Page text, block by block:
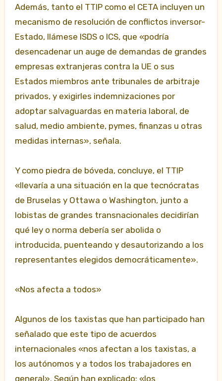
Además, tanto el TTIP como el CETA incluyen un
mecanismo de resolución de conflictos inversor-
Estado, llámese ISDS o ICS, que «podría
desencadenar un auge de demandas de grandes
empresas extranjeras contra la UE o sus
Estados miembros ante tribunales de arbitraje
privados, y exigirles indemnizaciones por
adoptar salvaguardas en materia laboral, de
salud, medio ambiente, pymes, finanzas u otras
medidas internas», señala.
Y como piedra de bóveda, concluye, el TTIP
«llevaría a una situación en la que tecnócratas
de Bruselas y Ottawa o Washington, junto a
lobistas de grandes transnacionales decidirían
qué ley o norma debería ser abolida o
introducida, puenteando y desautorizando a los
representantes elegidos democráticamente».
«Nos afecta a todos»
Algunos de los taxistas que han participado han
señalado que este tipo de acuerdos
internacionales «nos afectan a los taxistas, a
los autónomos y a todos los trabajadores en
general». Según han explicado: «los